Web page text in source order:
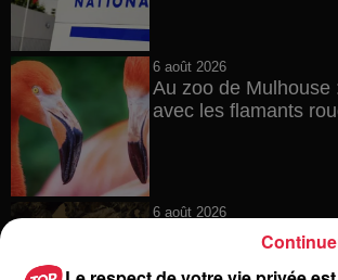
6 août 2026
Au zoo de Mulhouse
avec les flamants
6 août 2026
Les dernières infos
pape à Metz en